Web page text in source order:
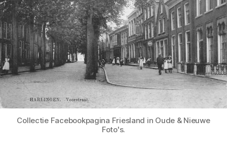
Collectie Facebookpagina Friesland in Oude & Nieuwe
Foto's.